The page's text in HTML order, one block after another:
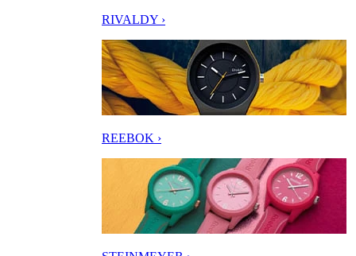
RIVALDY ›
REEBOK ›